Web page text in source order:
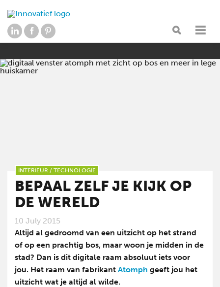
INTERIEUR / TECHNOLOGIE
BEPAAL ZELF JE KIJK OP
DE WERELD
10 July 2015
Altijd al gedroomd van een uitzicht op het strand
of op een prachtig bos, maar woon je midden in de
stad? Dan is dit digitale raam absoluut iets voor
jou. Het raam van fabrikant Atomph geeft jou het
uitzicht wat je altijd al wilde.